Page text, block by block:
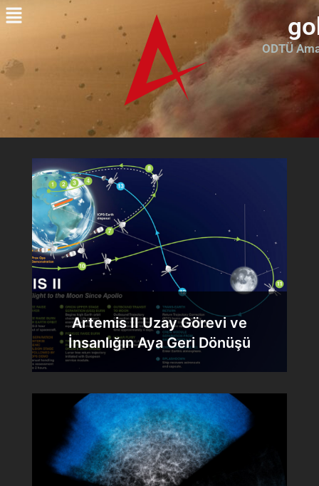
ODTÜ
Artemis II Uzay Görevi ve
İnsanlığın Aya Geri Dönüşü